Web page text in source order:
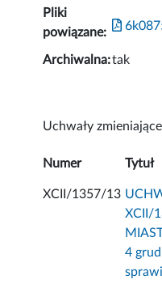
Pliki
powiązane:
Archiwalna:tak
Uchwały
Numer Tytuł
XCII/1357/13
XCII/
4